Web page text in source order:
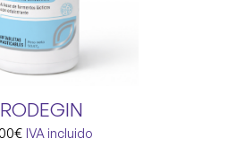
€ IVA incluido